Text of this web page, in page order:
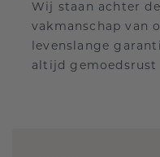
Wij staan achter
vakmanschap van
levenslange
altijd gemoedsrust